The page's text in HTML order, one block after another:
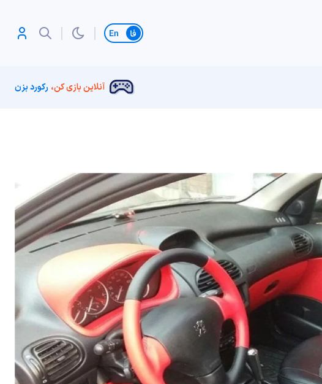
تغییر زبان
آنلاین بازی کن، رکورد بزن